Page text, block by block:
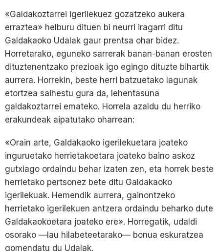
«Galdakoztarrei igerilekuez gozatzeko aukera
erraztea» helburu dituen bi neurri iragarri ditu
Galdakaoko Udalak gaur prentsa ohar bidez.
Horretarako, eguneko sarrerak banan-banan erosten
dituztenentzako prezioak igo egingo dituzte bihartik
aurrera. Horrekin, beste herri batzuetako lagunak
etortzea saihestu gura da, lehentasuna
galdakoztarrei emateko. Horrela azaldu du herriko
erakundeak aipatutako oharrean:
«Orain arte, Galdakaoko igerilekuetara joateko
inguruetako herrietakoetara joateko baino askoz
gutxiago ordaindu behar izaten zen, eta horrek beste
herrietako pertsonez bete ditu Galdakaoko
igerilekuak. Hemendik aurrera, gainontzeko
herrietako igerilekuen antzera ordaindu beharko dute
Galdakaokoetara joateko ere». Horregatik, udaldi
osorako —lau hilabeteetarako— bonua eskuratzea
gomendatu du Udalak.